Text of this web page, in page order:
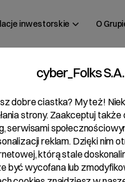
inwestorskie O
26/
cyber_Folks
dobre ciastka? My też!
strony. Zaakceptuj
serwisami
reklam. Dzięki nim
którą stale
być wycofana lub